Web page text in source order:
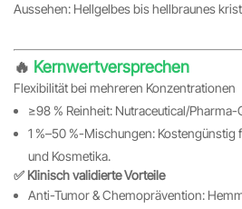
Aussehen: Hellgelbes bis hellbraunes
🔥 Kernwertversprechen
Flexibilität bei mehreren Konzentrationen
≥98 % Reinheit: Nutraceutical/
1 %–50 %-Mischungen: Kostengünstig
und Kosmetika.
✅ Klinisch validierte Vorteile
Anti-Tumor & Chemoprävention: